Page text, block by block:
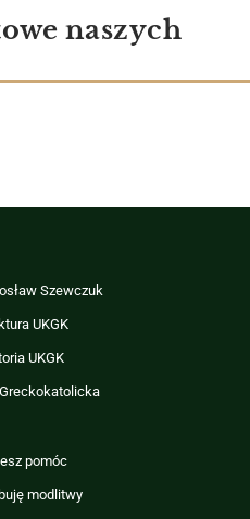
naszych
Szewczuk
UKGK
UKGK
pomóc
modlitwy